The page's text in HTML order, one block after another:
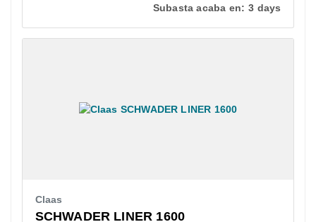
Subasta acaba en: 3 days
Claas
SCHWADER LINER 1600